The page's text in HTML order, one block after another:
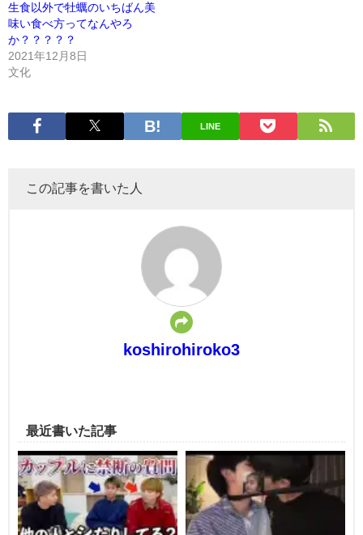
生食以外で牡蠣のいちばん美
味い食べ方ってなんやろ
か？？？？？
2021年12月8日
文化
LINE
この記事を書いた人
koshirohiroko3
最近書いた記事